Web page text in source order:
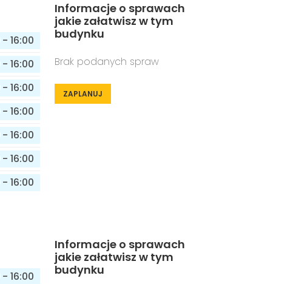
- 16:00
- 16:00
- 16:00
- 16:00
- 16:00
- 16:00
- 16:00
Informacje o sprawach
jakie załatwisz w tym
budynku
Brak podanych spraw
ZAPLANUJ
- 16:00
Informacje o sprawach
jakie załatwisz w tym
budynku